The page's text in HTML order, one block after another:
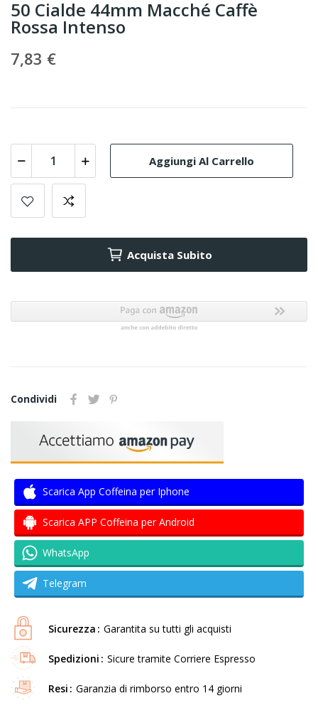
50 Cialde 44mm Macché Caffè
Rossa Intenso
7,83 €
Aggiungi Al Carrello
Acquista Subito
Condividi
Scarica App Coffeina per Iphone
Scarica APP Coffeina per Android
WhatsApp
Telegram
Sicurezza Garantita su tutti gli acquisti
Spedizioni Sicure tramite Corriere Espresso
Resi Garanzia di rimborso entro 14 giorni